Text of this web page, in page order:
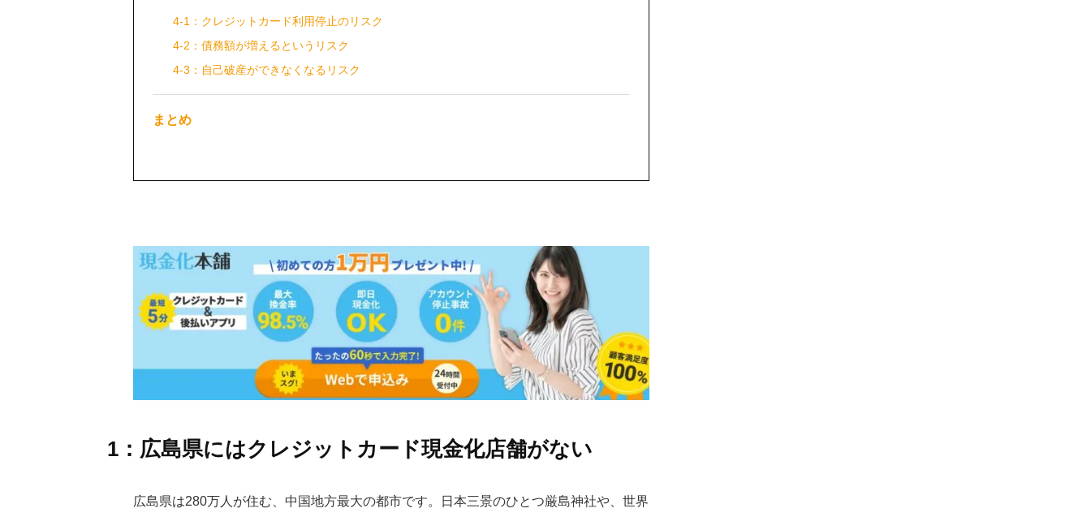
4-1：クレジットカード利用停止のリスク
4-2：債務額が増えるというリスク
4-3：自己破産ができなくなるリスク
まとめ
1：広島県にはクレジットカード現金化店舗がない
広島県は280万人が住む、中国地方最大の都市です。日本三景のひとつ厳島神社や、世界